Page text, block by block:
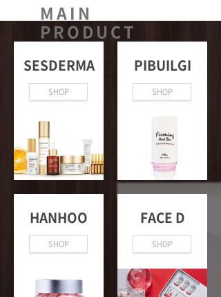
SESDERMA
SHOP
PIBUILGI
SHOP
SHOP SHOP
FACE D
HANHOO
MAIN
PRODUCT